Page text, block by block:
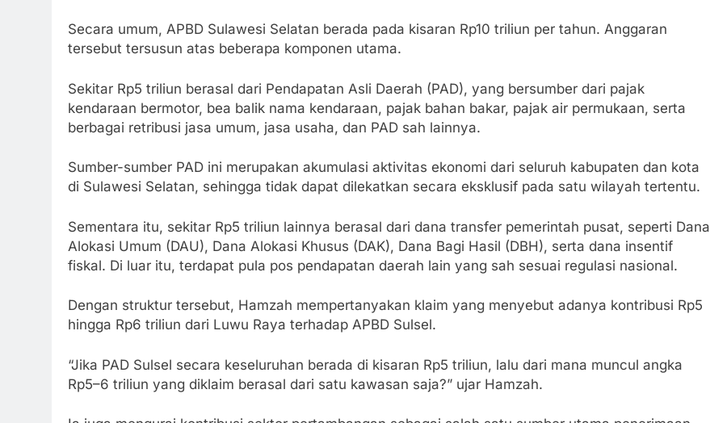
Secara umum, APBD Sulawesi Selatan berada pada kisaran Rp10 triliun per tahun. Anggaran
tersebut tersusun atas beberapa komponen utama.
Sekitar Rp5 triliun berasal dari Pendapatan Asli Daerah (PAD), yang bersumber dari pajak
kendaraan bermotor, bea balik nama kendaraan, pajak bahan bakar, pajak air permukaan, serta
berbagai retribusi jasa umum, jasa usaha, dan PAD sah lainnya.
Sumber-sumber PAD ini merupakan akumulasi aktivitas ekonomi dari seluruh kabupaten dan kota
di Sulawesi Selatan, sehingga tidak dapat dilekatkan secara eksklusif pada satu wilayah tertentu.
Sementara itu, sekitar Rp5 triliun lainnya berasal dari dana transfer pemerintah pusat, seperti Dana
Alokasi Umum (DAU), Dana Alokasi Khusus (DAK), Dana Bagi Hasil (DBH), serta dana insentif
fiskal. Di luar itu, terdapat pula pos pendapatan daerah lain yang sah sesuai regulasi nasional.
Dengan struktur tersebut, Hamzah mempertanyakan klaim yang menyebut adanya kontribusi Rp5
hingga Rp6 triliun dari Luwu Raya terhadap APBD Sulsel.
“Jika PAD Sulsel secara keseluruhan berada di kisaran Rp5 triliun, lalu dari mana muncul angka
Rp5–6 triliun yang diklaim berasal dari satu kawasan saja?” ujar Hamzah.